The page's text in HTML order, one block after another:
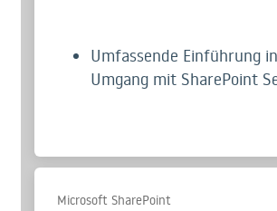
Umfassende Einführung
Umgang mit SharePoint
Microsoft SharePoint